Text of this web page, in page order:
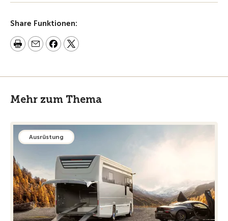
Share Funktionen:
Mehr zum Thema
Ausrüstung